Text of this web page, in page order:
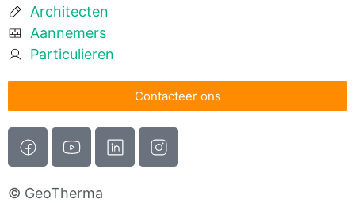
Architecten
Aannemers
Particulieren
Contacteer ons
© GeoTherma